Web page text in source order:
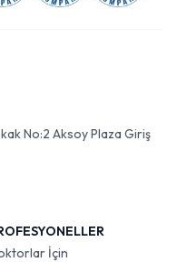
No:2 Aksoy Plaza Giriş
İçin